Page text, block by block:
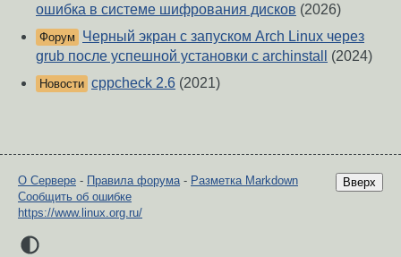
ошибка в системе шифрования дисков (2026)
Форум
Черный экран с запуском Arch Linux через
grub после успешной установки с archinstall
(2024)
Новости cppcheck 2.6 (2021)
Вверх
О Сервере - Правила форума - Разметка Markdown
Сообщить об ошибке
https://www.linux.org.ru/